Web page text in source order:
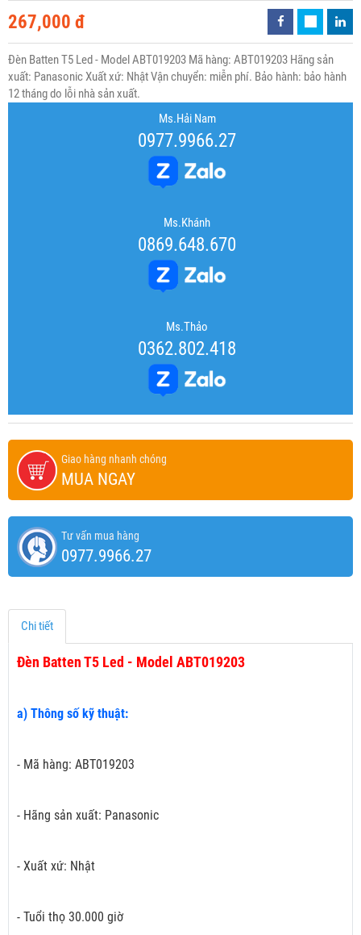
267,000 đ
Đèn Batten T5 Led - Model ABT019203 Mã hàng: ABT019203 Hãng sản
xuất: Panasonic Xuất xứ: Nhật Vận chuyển: miễn phí. Bảo hành: bảo hành
12 tháng do lỗi nhà sản xuất.
Ms.Hải Nam
0977.9966.27
Ms.Khánh
0869.648.670
Ms.Thảo
0362.802.418
Giao hàng nhanh chóng
MUA NGAY
Tư vấn mua hàng
0977.9966.27
Chi tiết
Đèn Batten T5 Led - Model ABT019203
a) Thông số kỹ thuật:
- Mã hàng: ABT019203
- Hãng sản xuất: Panasonic
- Xuất xứ: Nhật
- Tuổi thọ 30.000 giờ